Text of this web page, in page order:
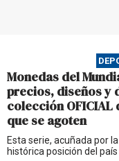
Monedas del
precios, diseños y
colección OFICIAL
que se agoten
Esta serie, acuñada por
histórica posición del